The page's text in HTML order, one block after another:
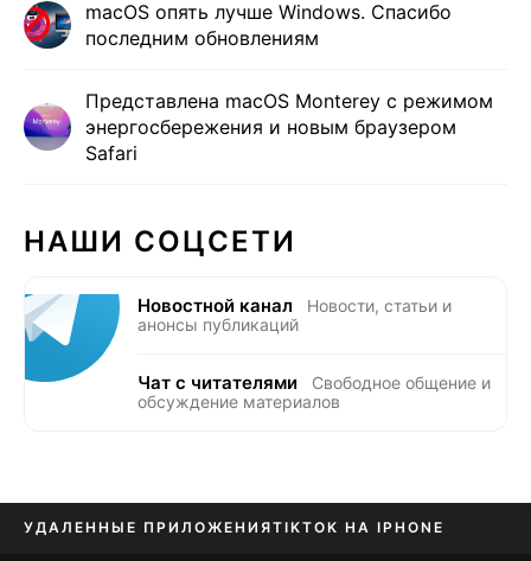
macOS опять лучше Windows. Спасибо
последним обновлениям
Представлена macOS Monterey с режимом
энергосбережения и новым браузером
Safari
НАШИ СОЦСЕТИ
Новостной канал
Новости, статьи и
анонсы публикаций
Чат с читателями
Свободное общение и
обсуждение материалов
УДАЛЕННЫЕ ПРИЛОЖЕНИЯTIKTOK НА IPHONE